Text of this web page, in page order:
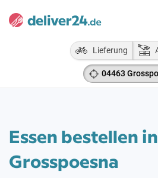
Lieferung
04463
Essen bestellen
Grosspoesna